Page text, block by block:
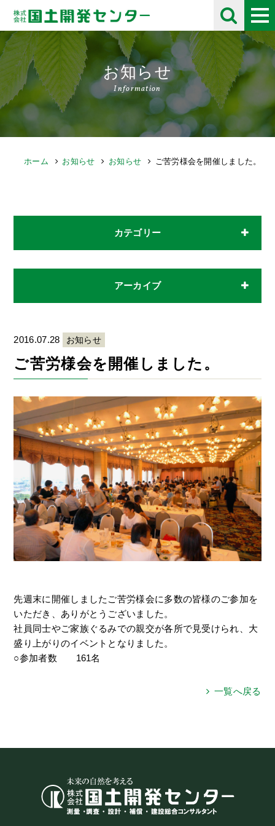
お知らせ
Information
ホーム お知らせ お知らせ ご苦労様会を開催しました。
カテゴリー
アーカイブ
2016.07.28 お知らせ
ご苦労様会を開催しました。
先週末に開催しましたご苦労様会に多数の皆様のご参加を
いただき、ありがとうございました。
社員同士やご家族ぐるみでの親交が各所で見受けられ、大
盛り上がりのイベントとなりました。
○参加者数 161名
一覧へ戻る